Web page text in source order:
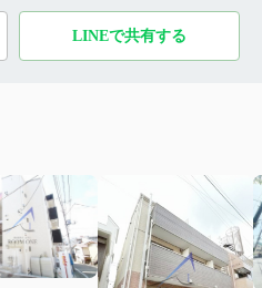
LINEで共有する